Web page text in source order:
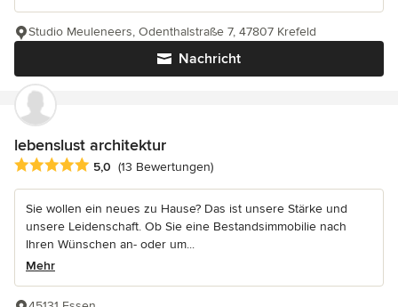
Nachricht
Studio Meuleneers, Odenthalstraße 7, 47807 Krefeld
lebenslust architektur
Durchschnittliche Bewertung: 5 von 5 Sternen
5,0 (13 Bewertungen)
Sie wollen ein neues zu Hause? Das ist unsere Stärke und
unsere Leidenschaft. Ob Sie eine Bestandsimmobilie nach
Ihren Wünschen an- oder um...
Mehr